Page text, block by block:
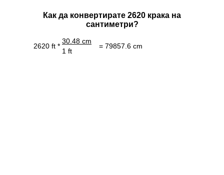
Как да конвертирате 2620 крака на
сантиметри?
2620 ft *
30.48 cm
= 79857.6 cm
1 ft